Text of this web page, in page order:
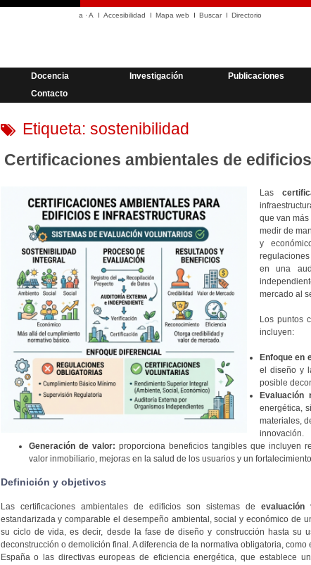
a ·A Accesibilidad Mapa web Buscar Directorio
Docencia Investigación Publicaciones
Contacto
Etiqueta: sostenibilidad
Certificaciones ambientales de
Las
que van
medir de
y
en una
mercado al
Los puntos
incluyen:
Enfoque en
el diseño y
posible
Evaluación
energética,
materiales,
innovación.
Generación de valor: proporciona beneficios tangibles que incluyen
valor inmobiliario, mejoras en la salud de los usuarios y un
Definición y objetivos
Las certificaciones ambientales de edificios son sistemas de evaluación
estandarizada y comparable el desempeño ambiental, social y económico de
su ciclo de vida, es decir, desde la fase de diseño y construcción hasta su
deconstrucción o demolición final. A diferencia de la normativa obligatoria,
España o las directivas europeas de eficiencia energética, que establece